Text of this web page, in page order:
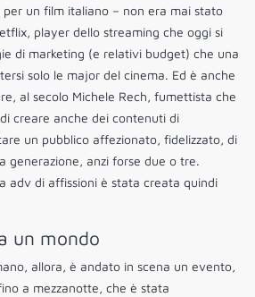
un film italiano – non era mai stato
player dello streaming che oggi si
di marketing (e relativi budget) che una
solo le major del cinema. Ed è anche
al secolo Michele Rech, fumettista che
creare anche dei contenuti di
un pubblico affezionato, fidelizzato, di
generazione, anzi forse due o tre.
adv di affissioni è stata creata quindi
un mondo
allora, è andato in scena un evento,
a mezzanotte, che è stata